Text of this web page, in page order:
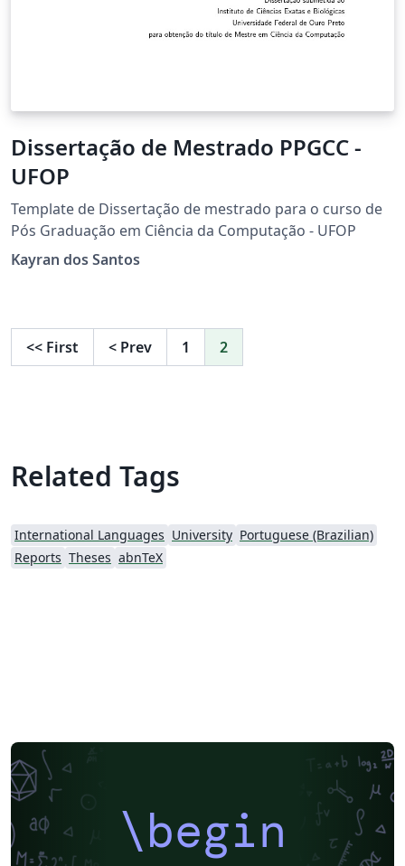
Dissertação de Mestrado PPGCC -
UFOP
Template de Dissertação de mestrado para o curso de
Pós Graduação em Ciência da Computação - UFOP
Kayran dos Santos
<< First < Prev 1 2
Related Tags
International Languages University Portuguese (Brazilian)
Reports Theses abnTeX
\begin